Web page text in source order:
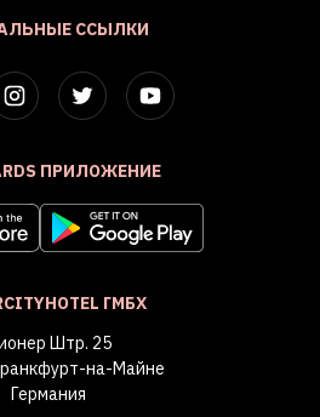
ССЫЛКИ
ПРИЛОЖЕНИЕ
ГМБХ
Штр. 25
на-Майне
Германия